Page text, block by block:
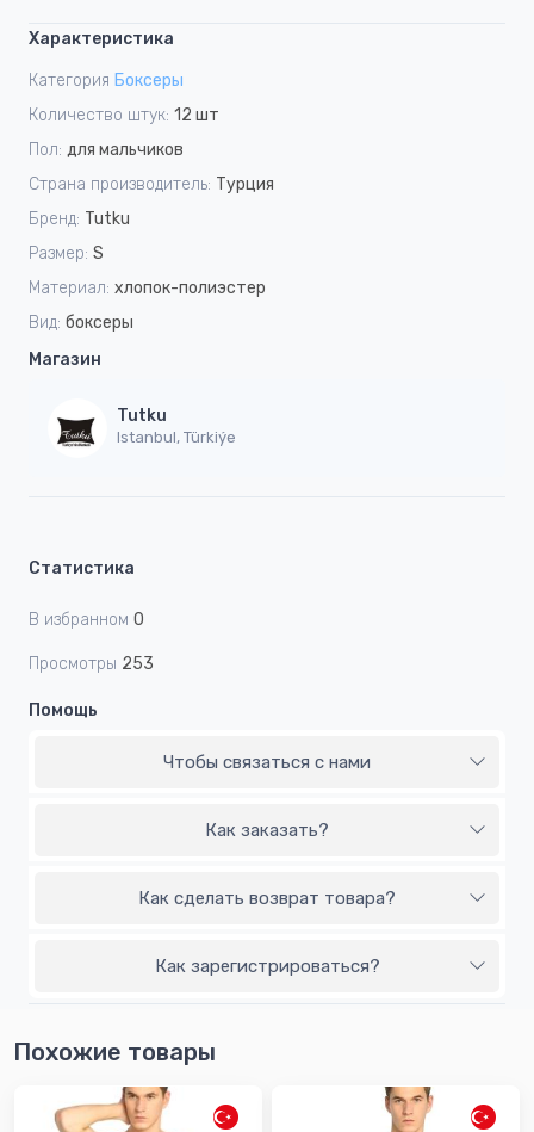
Характеристика
Категория Боксеры
Количество штук: 12 шт
Пол: для мальчиков
Страна производитель: Турция
Бренд: Tutku
Размер: S
Материал: хлопок-полиэстер
Вид: боксеры
Магазин
Tutku
Istanbul, Türkiýe
Статистика
В избранном 0
Просмотры 253
Помощь
Чтобы связаться с нами
Как заказать?
Как сделать возврат товара?
Как зарегистрироваться?
Похожие товары